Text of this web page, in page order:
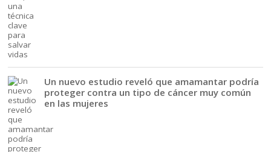
Un nuevo estudio reveló que amamantar podría
proteger contra un tipo de cáncer muy común
en las mujeres